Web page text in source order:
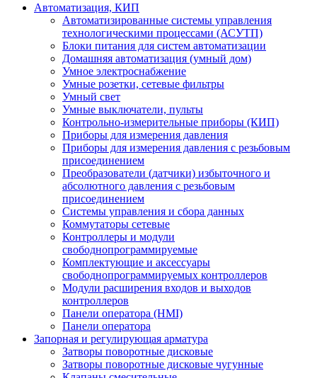
Автоматизация, КИП
Автоматизированные системы управления
технологическими процессами (АСУТП)
Блоки питания для систем автоматизации
Домашняя автоматизация (умный дом)
Умное электроснабжение
Умные розетки, сетевые фильтры
Умный свет
Умные выключатели, пульты
Контрольно-измерительные приборы (КИП)
Приборы для измерения давления
Приборы для измерения давления с резьбовым
присоединением
Преобразователи (датчики) избыточного и
абсолютного давления с резьбовым
присоединением
Системы управления и сбора данных
Коммутаторы сетевые
Контроллеры и модули
свободнопрограммируемые
Комплектующие и аксессуары
свободнопрограммируемых контроллеров
Модули расширения входов и выходов
контроллеров
Панели оператора (HMI)
Панели оператора
Запорная и регулирующая арматура
Затворы поворотные дисковые
Затворы поворотные дисковые чугунные